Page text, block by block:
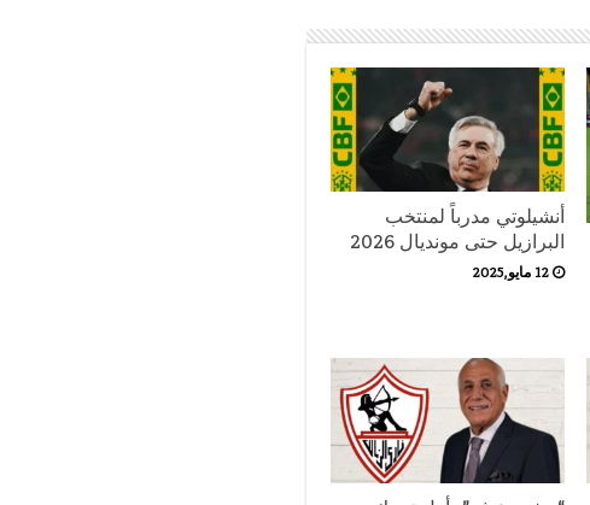
أنشيلوتي مدرباً لمنتخب
البرازيل حتى مونديال 2026
12 مايو,2025